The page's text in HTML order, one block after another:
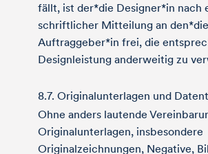
fällt, ist der*die Designer*in nach
schriftlicher Mitteilung an den*die
Auftraggeber*in frei, die
Designleistung anderweitig zu
8.7. Originalunterlagen und
Ohne anders lautende
Originalunterlagen, insbesondere
Originalzeichnungen, Negative,